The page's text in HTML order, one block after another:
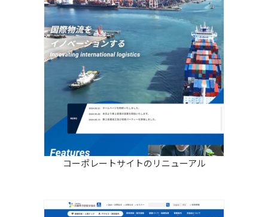
コーポレートサイトのリニューアル